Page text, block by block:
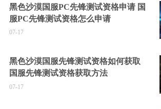
黑色沙漠国服PC先锋测试资格申请 国
服PC先锋测试资格怎么申请
07-17
黑色沙漠国服先锋测试资格如何获取
国服先锋测试资格获取方法
07-17